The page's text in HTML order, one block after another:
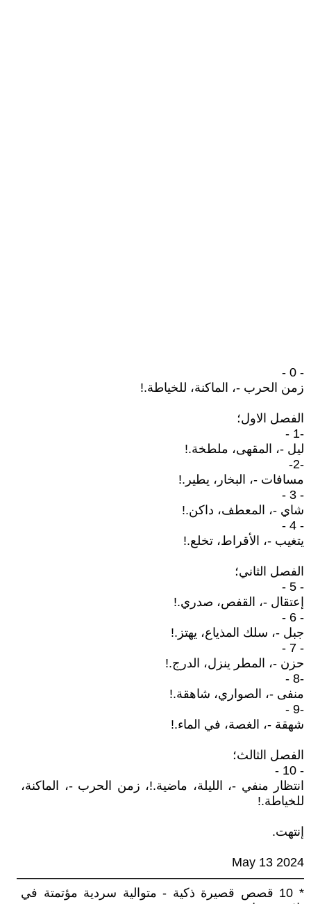
- 0 -
زمن الحرب -، الماكنة، للخياطة.!
الفصل الاول؛
-1 -
ليل -، المقهى، ملطخة.!
-2-
مسافات -، البخار، يطير.!
- 3 -
شاي -، المعطف، داكن.!
- 4 -
يتغيب -، الأقراط، تخلع.!
الفصل الثاني؛
- 5 -
إعتقال -، القفص، صدري.!
- 6 -
جبل -، سلك المذياع، يهتز.!
- 7 -
حزن -، المطر ينزل، الدرج.!
-8 -
منفى -، الصواري، شاهقة.!
-9 -
شهقة -، الغصة، في الماء.!
الفصل الثالث؛
- 10 -
انتظار منفي -، الليلة، ماضية.!، زمن الحرب -، الماكنة،
للخياطة.!
إنتهت.
May 13 2024
———————————————————————
* 10 قصص قصيرة ذكية - متوالية سردية مؤتمتة في